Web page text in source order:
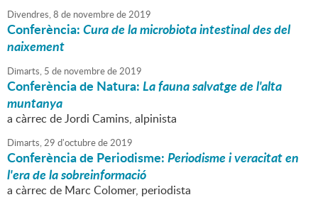
Divendres,8 de novembrede2019
Conferència:Cura de la microbiota intestinal des del
naixement
Dimarts, 5 de novembrede2019
Conferència de Natura:La fauna salvatge de l'alta
muntanya
a càrrec de Jordi Camins, alpinista
Dimarts,29 d'octubrede2019
Conferència de Periodisme:Periodisme i veracitat en
l'era de la sobreinformació
a càrrec de Marc Colomer, periodista